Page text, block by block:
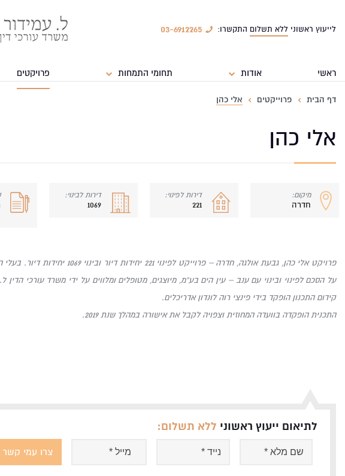
לייעוץ ראשוני ללא תשלום התקשרו: 03-6912265
ראשי אודות תחומי התמחות פרויקטים
דף הבית פרוייקטים אלי כהן
אלי כהן
מיקום:
חדרה
דירות לפינוי:
221
דירות לבינוי:
1069
פרויקט אלי כהן, גבעת אולגה, חדרה – פרוייקט לפינוי 221 יחידות
על הסכם לפינוי ובינוי עם ענב – עין הים בע”מ, מיוצגים, מטופלים ומלווים על ידי משרד עורכי הדין
קידום התכנון הופקד בידי פינצי רוה לונדון אדריכלים.
התכנית הופקדה בוועדה המחוזית וצפויה לקבל את אישורה במהלך שנת 2019.
לתיאום ייעוץ ראשוני ללא תשלום: